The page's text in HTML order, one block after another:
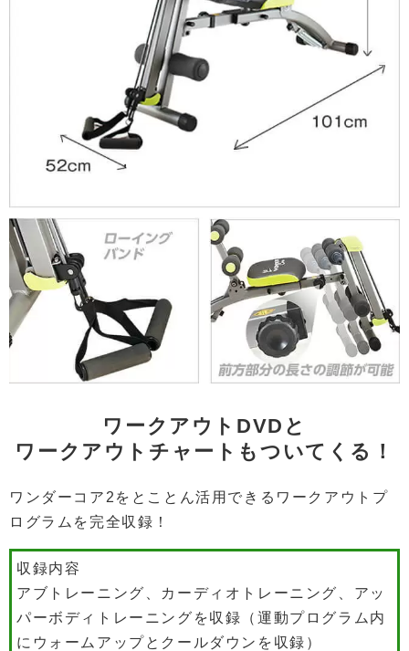
ワークアウトDVDと
ワークアウトチャートもついてくる！
ワンダーコア2をとことん活用できるワークアウトプ
ログラムを完全収録！
収録内容
アブトレーニング、カーディオトレーニング、アッ
パーボディトレーニングを収録（運動プログラム内
にウォームアップとクールダウンを収録）